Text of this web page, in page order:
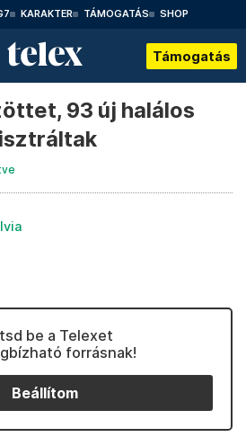
KARAKTER TÁMOGATÁS SHOP
Támogatás
93 új halálos
be a Telexet
forrásnak!
Beállítom